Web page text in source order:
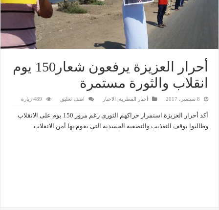
أحرار العزيزة يرفعون شعار150 يوم
انقلاب والثورة مستمرة
8 سبتمبر، 2017 أخبار المطرية, الاخبار اضف تعليق 489 زيارة
أكد أحرار العزيزة استمرار حراكهم الثورى رغم مرور 150 يوم على الانقلاب
وطالبوا بوقف التعذيب والتصفية الجسدية التى يقوم بها أمن الانقلاب .